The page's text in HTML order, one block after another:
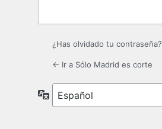
¿Has olvidado tu contraseña?
← Ir a Sólo Madrid es corte
Idioma